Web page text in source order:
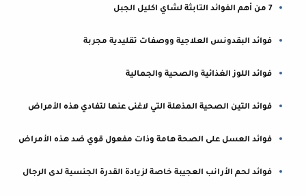
7 من أهم الفوائد التابثة لشاي اكليل الجبل
فوائد البقدونس العلاجية ووصفات تقليدية مجربة
فوائد اللوز الغذائية والصحية والجمالية
فوائد التين الصحية المذهلة التي لاغنى عنها لتفادي هذه الأمراض
فوائد العسل على الصحة هامة وذات مفعول قوي ضد هذه الأمراض
فوائد لحم الأرانب العجيبة خاصة لزيادة القدرة الجنسية لدى الرجال